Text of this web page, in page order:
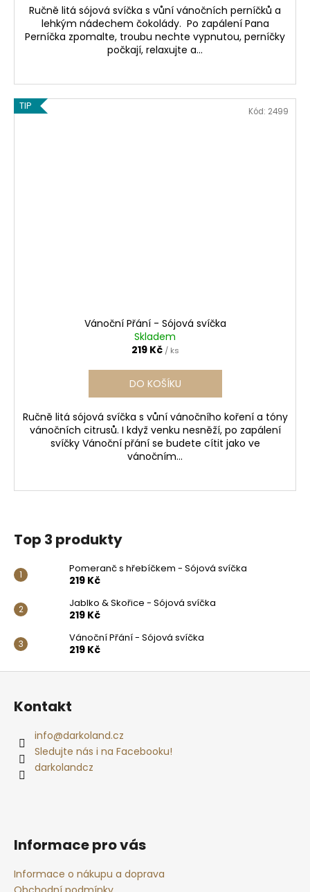
Ručně litá sójová svíčka s vůní vánočních perníčků a
lehkým nádechem čokolády. Po zapálení Pana
Perníčka zpomalte, troubu nechte vypnutou, perníčky
počkají, relaxujte a...
TIP
Vánoční Přání - Sójová svíčka
Skladem
219 Kč / ks
DO KOŠÍKU
Ručně litá sójová svíčka s vůní vánočního koření a tóny
vánočních citrusů. I když venku nesněží, po zapálení
svíčky Vánoční přání se budete cítit jako ve
vánočním...
Kód: 2499
Top 3 produkty
Pomeranč s hřebíčkem - Sójová svíčka
219 Kč
Jablko & Skořice - Sójová svíčka
219 Kč
Vánoční Přání - Sójová svíčka
219 Kč
Kontakt
info@darkoland.cz
Sledujte nás i na Facebooku!
darkolandcz
Informace pro vás
Informace o nákupu a doprava